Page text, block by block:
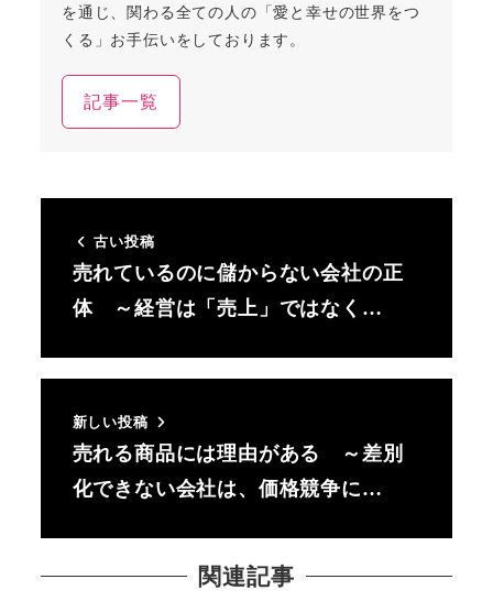
を通じ、関わる全ての人の「愛と幸せの世界をつ
くる」お手伝いをしております。
記事一覧
古い投稿
売れているのに儲からない会社の正
体 ～経営は「売上」ではなく…
新しい投稿
売れる商品には理由がある ～差別
化できない会社は、価格競争に…
関連記事